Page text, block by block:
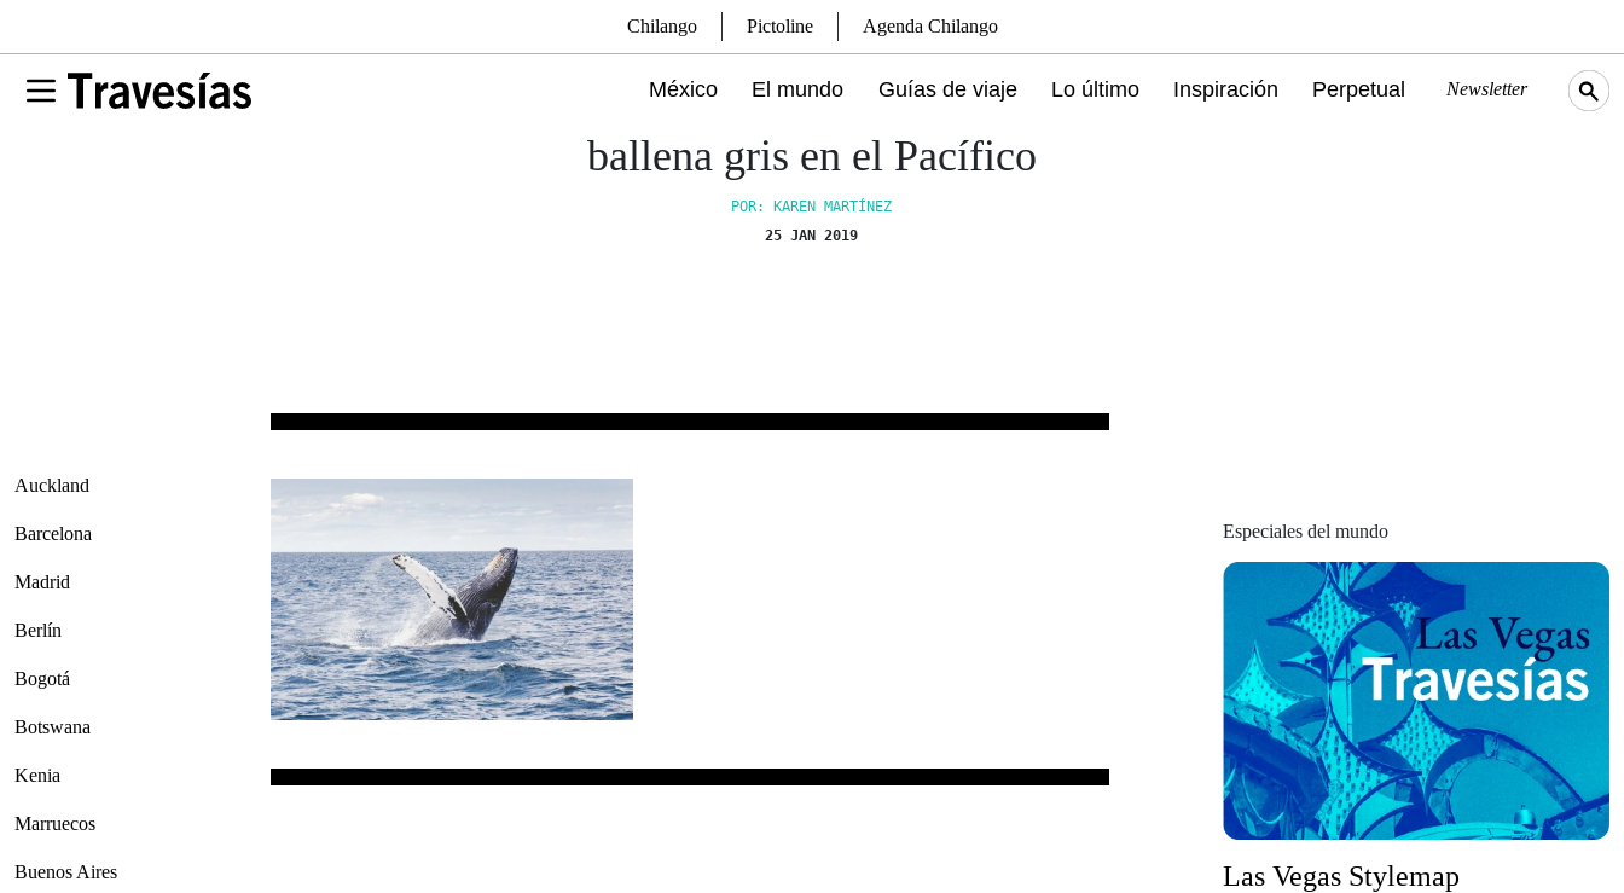
Chilango Pictoline Agenda Chilango
México El mundo Guías de viaje Lo último Inspiración Perpetual Newsletter
ballena gris en el Pacífico
POR: KAREN MARTÍNEZ
25 JAN 2019
Auckland
Barcelona
Madrid
Berlín
Bogotá
Botswana
Kenia
Marruecos
Buenos Aires
Especiales del mundo
Las Vegas Stylemap